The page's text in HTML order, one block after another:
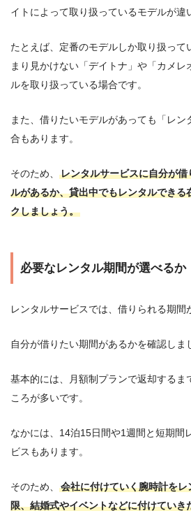
イトによって取り扱っているモデルが違
たとえば、定番のモデルしか取り扱って
まり見かけない「デイトナ」や「カメ
ルを取り扱っている場合です。
また、借りたいモデルがあっても「レン
合もあります。
そのため、
レンタルサービスに自分が
ルがあるか、貸出中でもレンタルできる
クしましょう。
必要なレンタル期間が選べるか
レンタルサービスでは、借りられる期間
自分が借りたい期間があるかを確認しま
基本的には、月額制プランで返却するま
ころが多いです。
なかには、14泊15日間や1週間と短期間
ビスもあります。
そのため、
会社に付けていく腕時計を
限、結婚式やイベントなどに付けていき